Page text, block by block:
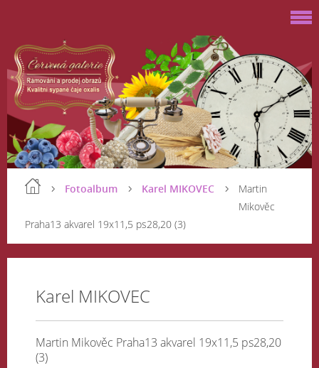
Fotoalbum Karel MIKOVEC
Martin
Mikověc
Praha13 akvarel 19x11,5 ps28,20 (3)
Karel MIKOVEC
Martin Mikověc Praha13 akvarel 19x11,5 ps28,20
(3)